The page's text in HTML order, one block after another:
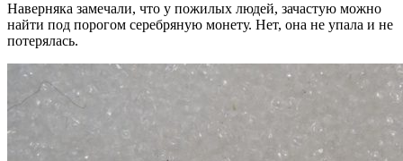
Наверняка замечали, что у пожилых людей, зачастую можно
найти под порогом серебряную монету. Нет, она не упала и не
потерялась.